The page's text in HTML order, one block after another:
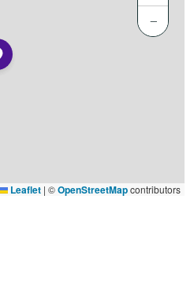
−
Leaflet | ©OpenStreetMapcontributors